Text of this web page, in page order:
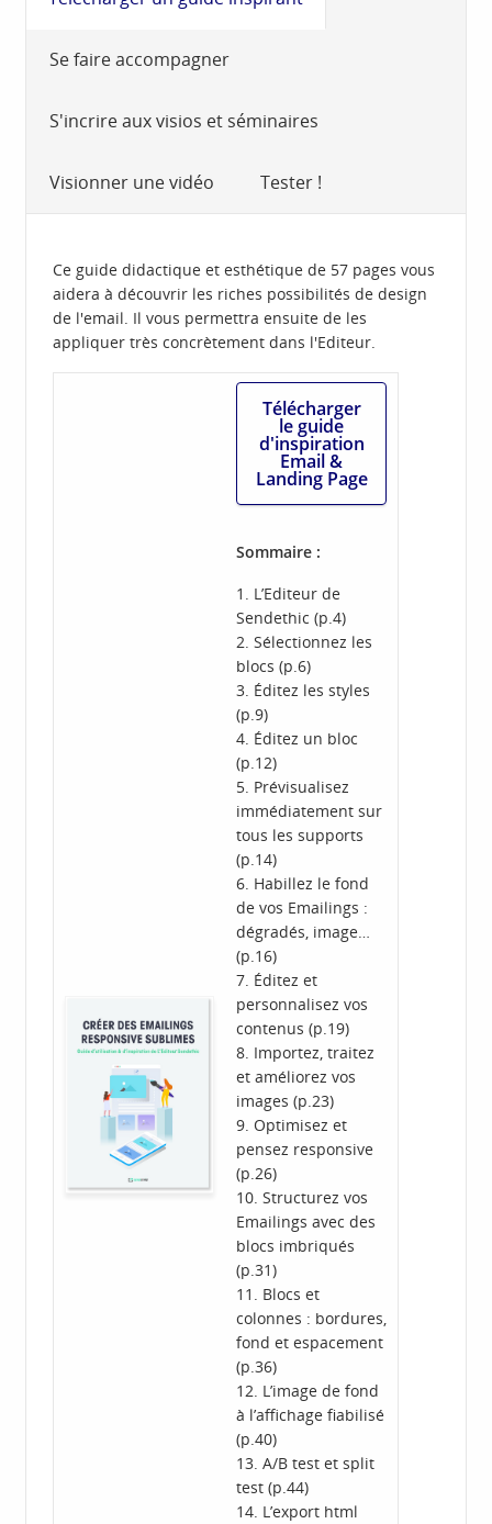
Se faire accompagner
S'incrire aux visios et séminaires
Visionner une vidéo Tester !
Ce guide didactique et esthétique de 57 pages vous
aidera à découvrir les riches possibilités de design
de l'email. Il vous permettra ensuite de les
appliquer très concrètement dans l'Editeur.
Télécharger
le guide
d'inspiration
Email &
Landing Page
Sommaire :
1. L’Editeur de
Sendethic (p.4)
2. Sélectionnez les
blocs (p.6)
3. Éditez les styles
(p.9)
4. Éditez un bloc
(p.12)
5. Prévisualisez
immédiatement sur
tous les supports
(p.14)
6. Habillez le fond
de vos Emailings :
dégradés, image…
(p.16)
7. Éditez et
personnalisez vos
contenus (p.19)
8. Importez, traitez
et améliorez vos
images (p.23)
9. Optimisez et
pensez responsive
(p.26)
10. Structurez vos
Emailings avec des
blocs imbriqués
(p.31)
11. Blocs et
colonnes : bordures,
fond et espacement
(p.36)
12. L’image de fond
à l’affichage fiabilisé
(p.40)
13. A/B test et split
test (p.44)
14. L’export html